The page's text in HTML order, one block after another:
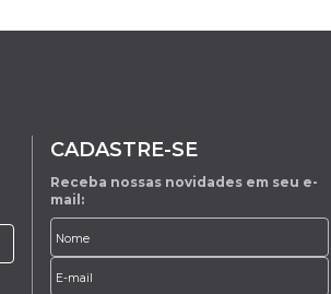
CADASTRE-SE
Receba nossas novidades em seu e-
mail: